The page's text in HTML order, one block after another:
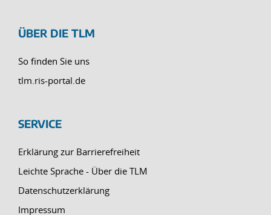
ÜBER DIE TLM
So finden Sie uns
tlm.ris-portal.de
SERVICE
Erklärung zur Barrierefreiheit
Leichte Sprache - Über die TLM
Datenschutzerklärung
Impressum